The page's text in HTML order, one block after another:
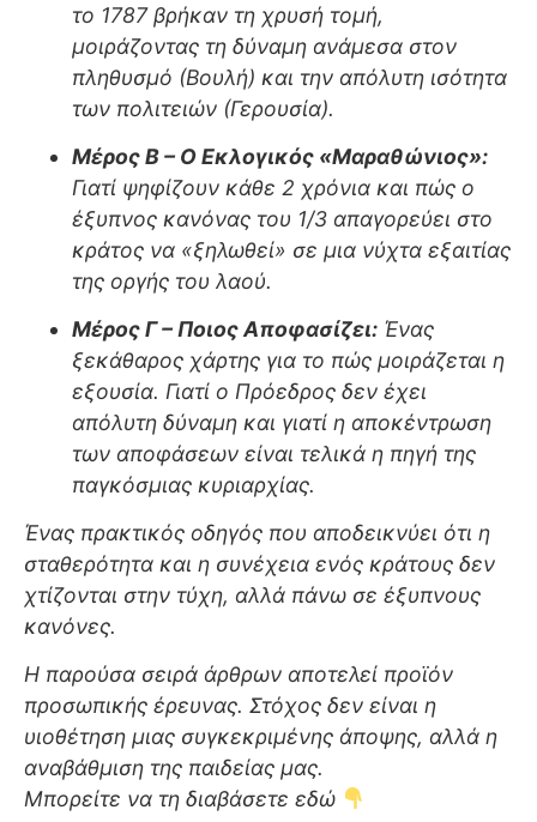
το 1787 βρήκαν τη χρυσή τομή,
μοιράζοντας τη δύναμη ανάμεσα στον
πληθυσμό (Βουλή) και την απόλυτη ισότητα
των πολιτειών (Γερουσία).
Μέρος Β – Ο Εκλογικός «Μαραθώνιος»:
Γιατί ψηφίζουν κάθε 2 χρόνια και πώς ο
έξυπνος κανόνας του 1/3 απαγορεύει στο
κράτος να «ξηλωθεί» σε μια νύχτα εξαιτίας
της οργής του λαού.
Μέρος Γ – Ποιος Αποφασίζει: Ένας
ξεκάθαρος χάρτης για το πώς μοιράζεται η
εξουσία. Γιατί ο Πρόεδρος δεν έχει
απόλυτη δύναμη και γιατί η αποκέντρωση
των αποφάσεων είναι τελικά η πηγή της
παγκόσμιας κυριαρχίας.
Ένας πρακτικός οδηγός που αποδεικνύει ότι η
σταθερότητα και η συνέχεια ενός κράτους δεν
χτίζονται στην τύχη, αλλά πάνω σε έξυπνους
κανόνες.
Η παρούσα σειρά άρθρων αποτελεί προϊόν
προσωπικής έρευνας. Στόχος δεν είναι η
υιοθέτηση μιας συγκεκριμένης άποψης, αλλά η
αναβάθμιση της παιδείας μας.
Μπορείτε να τη διαβάσετε εδώ